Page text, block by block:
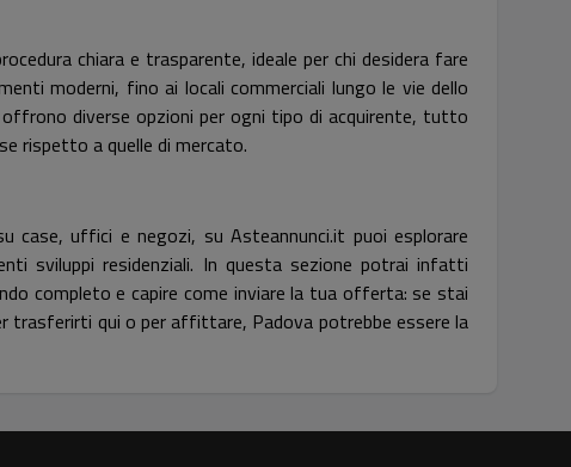
chiara e trasparente, ideale per chi desidera fare
moderni, fino ai locali commerciali lungo le vie dello
diverse opzioni per ogni tipo di acquirente, tutto
rispetto a quelle di mercato.
case, uffici e negozi, su Asteannunci.it puoi esplorare
sviluppi residenziali. In questa sezione potrai infatti
completo e capire come inviare la tua offerta: se stai
trasferirti qui o per affittare, Padova potrebbe essere la